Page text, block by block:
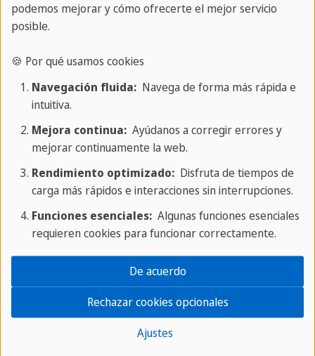
Aventuras en Cuba
podemos mejorar y cómo ofrecerte el mejor servicio
posible.
🍪 Por qué usamos cookies
Navegación fluida:Navega de forma más rápida e
intuitiva.
Mejora continua:Ayúdanos a corregir errores y
mejorar continuamente la web.
Rendimiento optimizado:Disfruta de tiempos de
carga más rápidos e interacciones sin interrupciones.
Funciones esenciales:Algunas funciones esenciales
requieren cookies para funcionar correctamente.
Ajustes
Rechazar cookies opcionales
De acuerdo